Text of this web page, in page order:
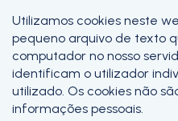
Utilizamos cookies neste
pequeno arquivo de texto
computador no nosso
identificam o utilizador
utilizado. Os cookies não
informações pessoais.